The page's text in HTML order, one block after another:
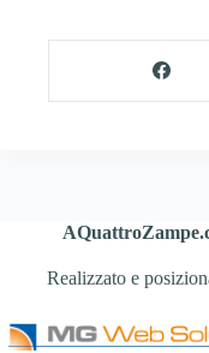
Realizzato e